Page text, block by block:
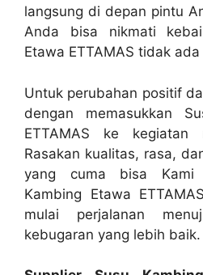
langsung di depan pintu
Anda bisa nikmati
Etawa ETTAMAS tidak
Untuk perubahan positif
dengan memasukkan
ETTAMAS ke
Rasakan kualitas, rasa,
yang cuma bisa Kami
Kambing Etawa
mulai perjalanan
kebugaran yang lebih baik.